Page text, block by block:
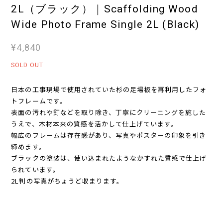
2L（ブラック）｜Scaffolding Wood
Wide Photo Frame Single 2L (Black)
¥4,840
SOLD OUT
日本の工事現場で使用されていた杉の足場板を再利用したフォ
トフレームです。
表面の汚れや釘などを取り除き、丁寧にクリーニングを施した
うえで、木材本来の質感を活かして仕上げています。
幅広のフレームは存在感があり、写真やポスターの印象を引き
締めます。
ブラックの塗装は、使い込まれたようなかすれた質感で仕上げ
られています。
2L判の写真がちょうど収まります。